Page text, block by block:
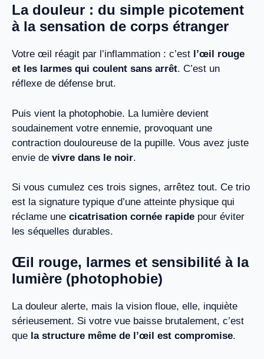
La douleur : du simple picotement
à la sensation de corps étranger
Votre œil réagit par l’inflammation : c’est l’œil rouge
et les larmes qui coulent sans arrêt. C’est un
réflexe de défense brut.
Puis vient la photophobie. La lumière devient
soudainement votre ennemie, provoquant une
contraction douloureuse de la pupille. Vous avez juste
envie de vivre dans le noir.
Si vous cumulez ces trois signes, arrêtez tout. Ce trio
est la signature typique d’une atteinte physique qui
réclame une cicatrisation cornée rapide pour éviter
les séquelles durables.
Œil rouge, larmes et sensibilité à la
lumière (photophobie)
La douleur alerte, mais la vision floue, elle, inquiète
sérieusement. Si votre vue baisse brutalement, c’est
que la structure même de l’œil est compromise.